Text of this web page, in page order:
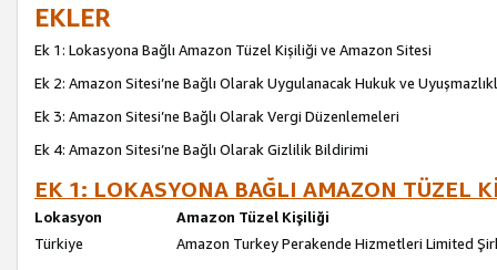
EKLER
Ek 1: Lokasyona Bağlı Amazon Tüzel Kişiliği ve Amazon Sitesi
Ek 2: Amazon Sitesi’ne Bağlı Olarak Uygulanacak Hukuk ve
Ek 3: Amazon Sitesi’ne Bağlı Olarak Vergi Düzenlemeleri
Ek 4: Amazon Sitesi’ne Bağlı Olarak Gizlilik Bildirimi
EK 1: LOKASYONA BAĞLI AMAZON TÜZEL
Lokasyon
Amazon Tüzel Kişiliği
Türkiye
Amazon Turkey Perakende Hizmetleri Limited